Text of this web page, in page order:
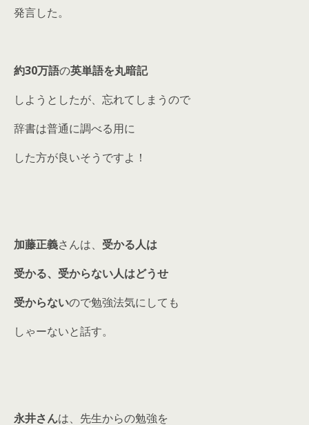
発言した。
約30万語の英単語を丸暗記
しようとしたが、忘れてしまうので
辞書は普通に調べる用に
した方が良いそうですよ！
加藤正義さんは、 受かる人は
受かる、受からない人はどうせ
受からないので勉強法気にしても
しゃーないと話す。
永井さんは、先生からの勉強を